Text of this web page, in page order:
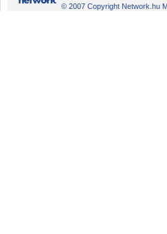
© 2007 Copyright Network.hu